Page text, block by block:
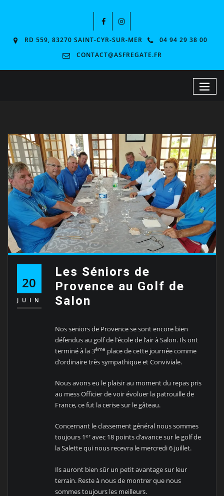
RD 559, 83270 SAINT-CYR-SUR-MER
04 94 29 38 00
CONTACT@ASFREGATE.FR
20
JUIN
Les Séniors de
Provence au Golf de
Salon
Nos seniors de Provence se sont encore bien
défendus au golf de l’école de l’air à Salon. Ils ont
terminé à la 3ème place de cette journée comme
d’ordinaire très sympathique et Conviviale.
Nous avons eu le plaisir au moment du repas pris
au mess Officier de voir évoluer la patrouille de
France, ce fut la cerise sur le gâteau.
Concernant le classement général nous sommes
toujours 1er avec 18 points d’avance sur le golf de
la Salette qui nous recevra le mercredi 6 juillet.
Ils auront bien sûr un petit avantage sur leur
terrain. Reste à nous de montrer que nous
sommes toujours les meilleurs.